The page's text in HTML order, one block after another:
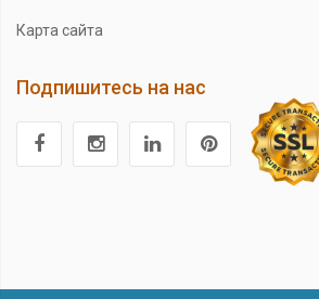
Карта сайта
Подпишитесь на нас